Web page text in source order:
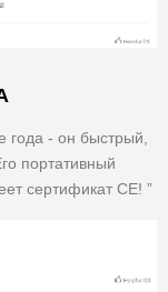
года - он быстрый,
портативный
сертификат CE! ”